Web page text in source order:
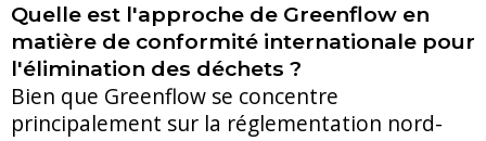
Quelle est l'approche de Greenflow en
matière de conformité internationale pour
l'élimination des déchets ?
Bien que Greenflow se concentre
principalement sur la réglementation nord-